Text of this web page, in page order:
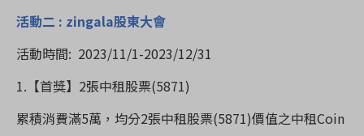
活動二 : zingala股東大會
活動時間: 2023/11/1-2023/12/31
1. 【首獎】 2張中租股票(5871)
累積消費滿5萬，均分2張中租股票(5871)價值之中租Coin